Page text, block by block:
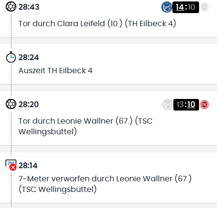
28:43 14:10
Tor durch Clara Leifeld (10.) (TH Eilbeck 4)
28:24
Auszeit TH Eilbeck 4
28:20 13:10
Tor durch Leonie Wallner (67.) (TSC
Wellingsbüttel)
28:14
7-Meter verworfen durch Leonie Wallner (67.)
(TSC Wellingsbüttel)